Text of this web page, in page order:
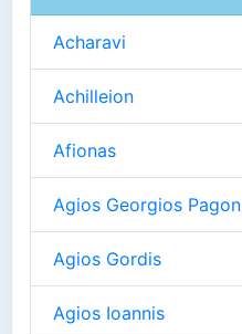
Acharavi
Achilleion
Afionas
Agios Georgios Pagon
Agios Gordis
Agios Ioannis